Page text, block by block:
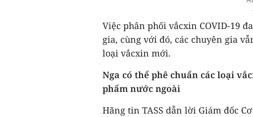
Việc phân phối vắcxin COVID-19
gia, cùng với đó, các chuyên gia
loại vắcxin mới.
Nga có thể phê chuẩn các loại
phẩm nước ngoài
Hãng tin TASS dẫn lời Giám đốc